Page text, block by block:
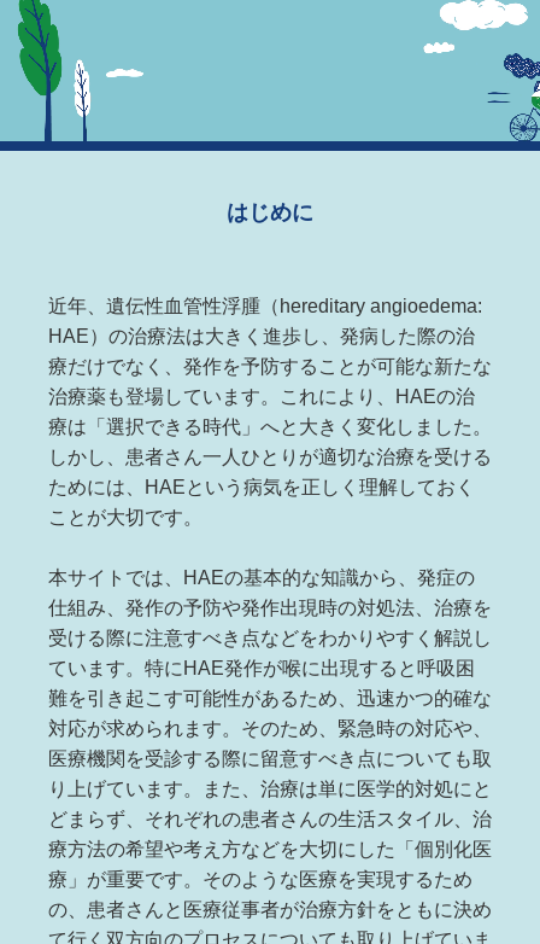
はじめに
近年、遺伝性血管性浮腫（hereditary angioedema:
HAE）の治療法は大きく進歩し、発病した際の治
療だけでなく、発作を予防することが可能な新たな
治療薬も登場しています。これにより、HAEの治
療は「選択できる時代」へと大きく変化しました。
しかし、患者さん一人ひとりが適切な治療を受ける
ためには、HAEという病気を正しく理解しておく
ことが大切です。
本サイトでは、HAEの基本的な知識から、発症の
仕組み、発作の予防や発作出現時の対処法、治療を
受ける際に注意すべき点などをわかりやすく解説し
ています。特にHAE発作が喉に出現すると呼吸困
難を引き起こす可能性があるため、迅速かつ的確な
対応が求められます。そのため、緊急時の対応や、
医療機関を受診する際に留意すべき点についても取
り上げています。また、治療は単に医学的対処にと
どまらず、それぞれの患者さんの生活スタイル、治
療方法の希望や考え方などを大切にした「個別化医
療」が重要です。そのような医療を実現するため
の、患者さんと医療従事者が治療方針をともに決め